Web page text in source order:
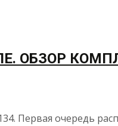
ОБЗОР
Первая очередь